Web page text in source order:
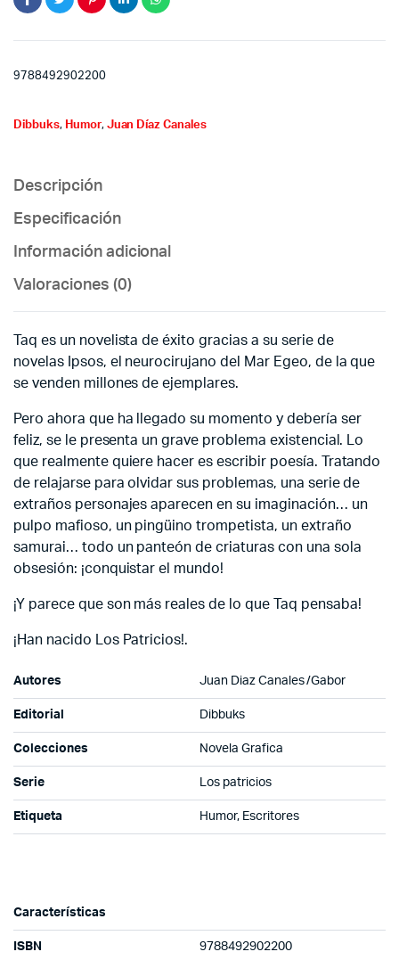
9788492902200
Dibbuks, Humor, Juan Díaz Canales
Descripción
Especificación
Información adicional
Valoraciones (0)
Taq es un novelista de éxito gracias a su serie de
novelas Ipsos, el neurocirujano del Mar Egeo, de la que
se venden millones de ejemplares.
Pero ahora que ha llegado su momento y debería ser
feliz, se le presenta un grave problema existencial. Lo
que realmente quiere hacer es escribir poesía. Tratando
de relajarse para olvidar sus problemas, una serie de
extraños personajes aparecen en su imaginación… un
pulpo mafioso, un pingüino trompetista, un extraño
samurai… todo un panteón de criaturas con una sola
obsesión: ¡conquistar el mundo!
¡Y parece que son más reales de lo que Taq pensaba!
¡Han nacido Los Patricios!.
Autores Juan Diaz Canales /Gabor
Editorial Dibbuks
Colecciones Novela Grafica
Serie Los patricios
Etiqueta Humor, Escritores
Características
ISBN 9788492902200